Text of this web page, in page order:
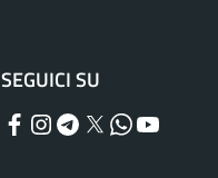
SEGUICI SU
Facebook
Instagram
Telegram
TwitterWhatsApp